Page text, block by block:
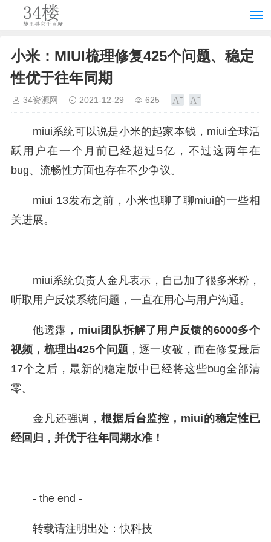
小米：MIUI梳理修复425个问题、稳定
性优于往年同期
34资源网 2021-12-29 625
miui系统可以说是小米的起家本钱，miui全球活
跃用户在一个月前已经超过5亿，不过这两年在
bug、流畅性方面也存在不少争议。
miui 13发布之前，小米也聊了聊miui的一些相
关进展。
miui系统负责人金凡表示，自己加了很多米粉，
听取用户反馈系统问题，一直在用心与用户沟通。
他透露， miui团队拆解了用户反馈的6000多个
视频，梳理出425个问题，逐一攻破，而在修复最后
17个之后，最新的稳定版中已经将这些bug全部清
零。
金凡还强调， 根据后台监控，miui的稳定性已
经回归，并优于往年同期水准！
- the end -
转载请注明出处：快科技